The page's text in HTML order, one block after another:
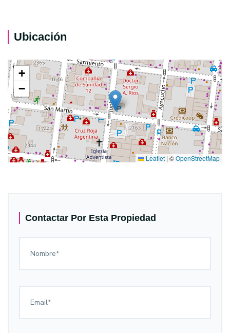
Ubicación
+
−
Leaflet | ©OpenStreetMap
Contactar Por Esta Propiedad